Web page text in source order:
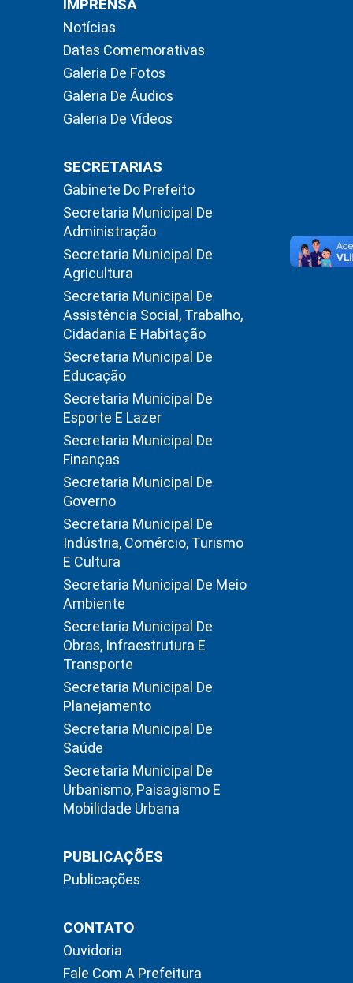
Notícias
Datas Comemorativas
Galeria De Fotos
Galeria De Áudios
Galeria De Vídeos
SECRETARIAS
Gabinete Do Prefeito
Secretaria Municipal De
Administração
Secretaria Municipal De
Agricultura
Secretaria Municipal De
Assistência Social, Trabalho,
Cidadania E Habitação
Secretaria Municipal De
Educação
Secretaria Municipal De
Esporte E Lazer
Secretaria Municipal De
Finanças
Secretaria Municipal De
Governo
Secretaria Municipal De
Indústria, Comércio, Turismo
E Cultura
Secretaria Municipal De Meio
Ambiente
Secretaria Municipal De
Obras, Infraestrutura E
Transporte
Secretaria Municipal De
Planejamento
Secretaria Municipal De
Saúde
Secretaria Municipal De
Urbanismo, Paisagismo E
Mobilidade Urbana
PUBLICAÇÕES
Publicações
CONTATO
Ouvidoria
Fale Com A Prefeitura